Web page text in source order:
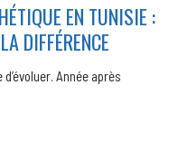
EN TUNISIE :
DIFFÉRENCE
Année après